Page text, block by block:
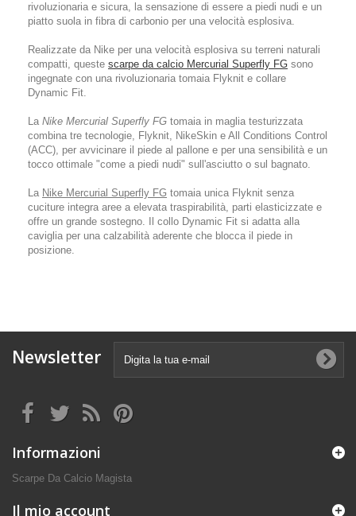
rivoluzionaria e sicura, la sensazione di essere a piedi nudi e un
piatto suola in fibra di carbonio per una velocità esplosiva.
Realizzate da Nike per una velocità esplosiva su terreni naturali
compatti, queste scarpe da calcio Mercurial Superfly FG sono
ingegnate con una rivoluzionaria tomaia Flyknit e collare
Dynamic Fit.
La Nike Mercurial Superfly FG tomaia in maglia testurizzata
combina tre tecnologie, Flyknit, NikeSkin e All Conditions Control
(ACC), per avvicinare il piede al pallone e per una sensibilità e un
tocco ottimale "come a piedi nudi" sull'asciutto o sul bagnato.
La Nike Mercurial Superfly FG tomaia unica Flyknit senza
cuciture integra aree a elevata traspirabilità, parti elasticizzate e
offre un grande sostegno. Il collo Dynamic Fit si adatta alla
caviglia per una calzabilità aderente che blocca il piede in
posizione.
Newsletter
Informazioni
Scarpe Da Calcio Magista
Il mio account